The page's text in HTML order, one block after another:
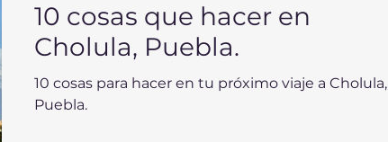
10 cosas que hacer en
Cholula, Puebla.
10 cosas para hacer en tu próximo viaje a Cholula,
Puebla.